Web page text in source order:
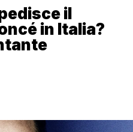
il
in Italia?